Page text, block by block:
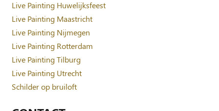
Live Painting Huwelijksfeest
Live Painting Maastricht
Live Painting Nijmegen
Live Painting Rotterdam
Live Painting Tilburg
Live Painting Utrecht
Schilder op bruiloft